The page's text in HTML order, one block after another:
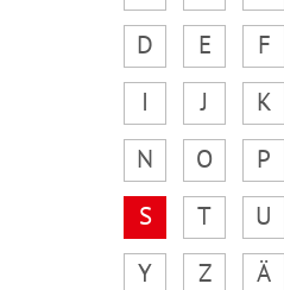
D
E F
I
J K
N
O P
S
T U
Y
Z Ä